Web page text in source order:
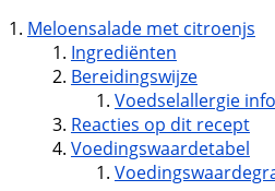
Meloensalade met citroenjs
Ingrediënten
Bereidingswijze
Voedselallergie
Reacties op dit recept
Voedingswaardetabel